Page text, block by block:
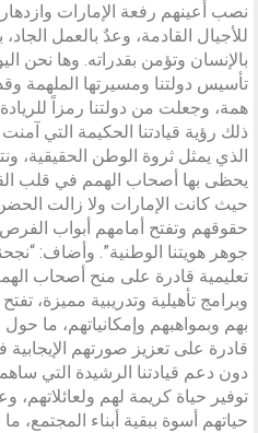
نصب أعينهم رفعة الإمارات
للأجيال القادمة، وعدٌ بالعمل الجاد،
تأسيس دولتنا ومسيرتها الملهمة
همة، وجعلت من دولتنا رمزاً
ذلك رؤية قيادتنا الحكيمة التي
الذي يمثل ثروة الوطن الحقيقية،
يحظى بها أصحاب الهمم في قلب
حيث كانت الإمارات ولا زالت
حقوقهم وتفتح أمامهم أبواب
جوهر هويتنا الوطنية”. وأضاف:
تعليمية قادرة على منح أصحاب
وبرامج تأهيلية وتدريبية مميزة،
بهم وبمواهبهم وإمكانياتهم، ما
قادرة على تعزيز صورتهم
دون دعم قيادتنا الرشيدة التي
توفير حياة كريمة لهم
حياتهم أسوة ببقية أبناء